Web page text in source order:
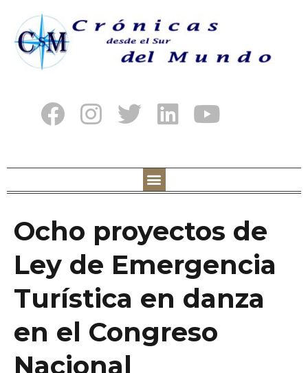
Ocho proyectos de
Ley de Emergencia
Turística en danza
en el Congreso
Nacional